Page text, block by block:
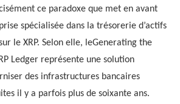
ce paradoxe que met en avant
spécialisée dans la trésorerie d’actifs
le XRP. Selon elle, leGenerating the
Ledger représente une solution
des infrastructures bancaires
il y a parfois plus de soixante ans.